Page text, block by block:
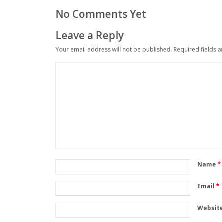
No Comments Yet
Leave a Reply
Your email address will not be published. Required fields
Name *
Email *